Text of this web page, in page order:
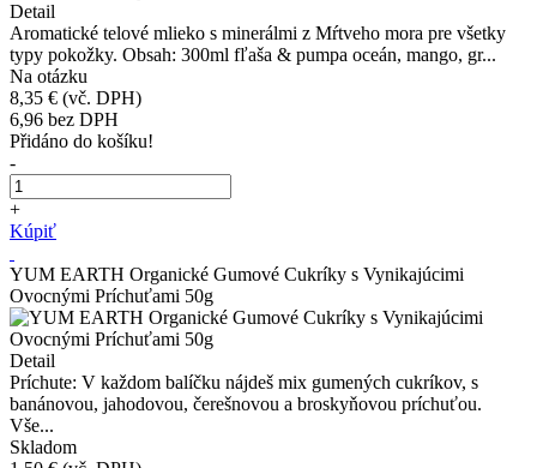
Detail
Aromatické telové mlieko s minerálmi z Mŕtveho mora pre všetky
typy pokožky. Obsah: 300ml fľaša & pumpa oceán, mango, gr...
Na otázku
8,35 € (vč. DPH)
6,96 bez DPH
Přidáno do košíku!
-
+
Kúpiť
YUM EARTH Organické Gumové Cukríky s Vynikajúcimi
Ovocnými Príchuťami 50g
Detail
Príchute: V každom balíčku nájdeš mix gumených cukríkov, s
banánovou, jahodovou, čerešnovou a broskyňovou príchuťou.
Vše...
Skladom